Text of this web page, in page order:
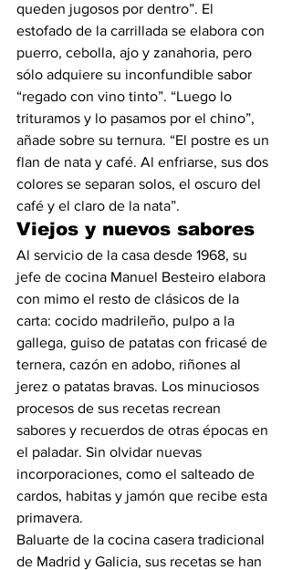
queden jugosos por dentro”. El
estofado de la carrillada se elabora con
puerro, cebolla, ajo y zanahoria, pero
sólo adquiere su inconfundible sabor
“regado con vino tinto”. “Luego lo
trituramos y lo pasamos por el chino”,
añade sobre su ternura. “El postre es un
flan de nata y café. Al enfriarse, sus dos
colores se separan solos, el oscuro del
café y el claro de la nata”.
Viejos y nuevos sabores
Al servicio de la casa desde 1968, su
jefe de cocina Manuel Besteiro elabora
con mimo el resto de clásicos de la
carta: cocido madrileño, pulpo a la
gallega, guiso de patatas con fricasé de
ternera, cazón en adobo, riñones al
jerez o patatas bravas. Los minuciosos
procesos de sus recetas recrean
sabores y recuerdos de otras épocas en
el paladar. Sin olvidar nuevas
incorporaciones, como el salteado de
cardos, habitas y jamón que recibe esta
primavera.
Baluarte de la cocina casera tradicional
de Madrid y Galicia, sus recetas se han